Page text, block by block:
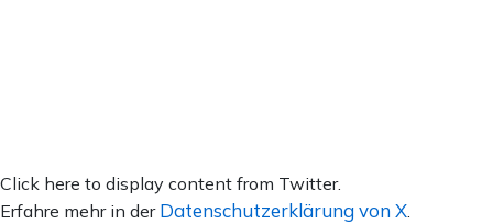
Inhalt
von
Click here to display content from Twitter.
Erfahre mehr in der Datenschutzerklärung von X.